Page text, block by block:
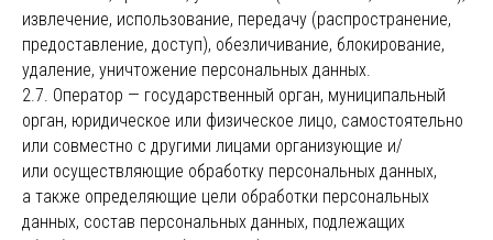
извлечение, использование, передачу (распространение,
предоставление, доступ), обезличивание, блокирование,
удаление, уничтожение персональных данных.
2.7. Оператор — государственный орган, муниципальный
орган, юридическое или физическое лицо, самостоятельно
или совместно с другими лицами организующие и/
или осуществляющие обработку персональных данных,
а также определяющие цели обработки персональных
данных, состав персональных данных, подлежащих